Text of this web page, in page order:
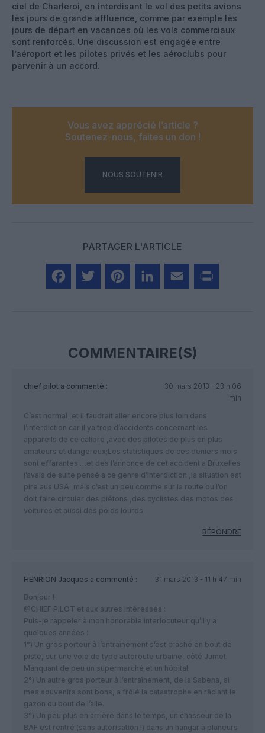
ciel de Charleroi, en interdisant le vol des petits avions
les jours de grande affluence, comme par exemple les
jours de départ en vacances où les vols commerciaux
sont renforcés. Une discussion est engagée entre
l’aéroport et les pilotes privés et les aéroclubs pour
parvenir à un accord.
Vous avez apprécié l’article ?
Soutenez-nous, faites un don !
NOUS SOUTENIR
PARTAGER L'ARTICLE
COMMENTAIRE(S)
chief pilot a commenté :
30 mars 2013 - 23 h 06
min
C’est normal ,et il faudrait aller encore plus loin dans
l’interdiction car il ya trop d’accidents concernant les
appareils de ce calibre ,avec des pilotes de plus en plus
amateurs et dangereux;Les statistiques de ces deniers mois
sont effarantes …et des l’annonce de cet accident a Bruxelles
j’avais de suite pensé a ce genre d’interdiction ,la situation est
pire aus USA ,mais c’est un peu comme sur la route ou l’on
doit faire circuler des piétons ,des cyclistes des motos des
voitures et aussi des poids lourds
RÉPONDRE
HENRION Jacques a commenté :
31 mars 2013 - 11 h 47 min
Bonjour !
@CHIEF PILOT et aux autres intéressés :
Puis-je rappeler à mon honorable interlocuteur qu’il y a
quelques années :
1°) Un gros porteur à l’entraînement s’est crashé en bout de
piste, sur une voie de type autoroute urbaine, côté Jumet.
Manquant de peu un supermarché et un hôpital.
2°) Un autre gros porteur à l’entraînement, de la Sabena, si
mes souvenirs sont bons, a frôlé la catastrophe en râclant le
gazon du bout de l’aile.
3°) Un peu plus en arrière dans le temps, un chasseur de la
BAF est rentré (sans autorisation !) dans un hangar à planeurs